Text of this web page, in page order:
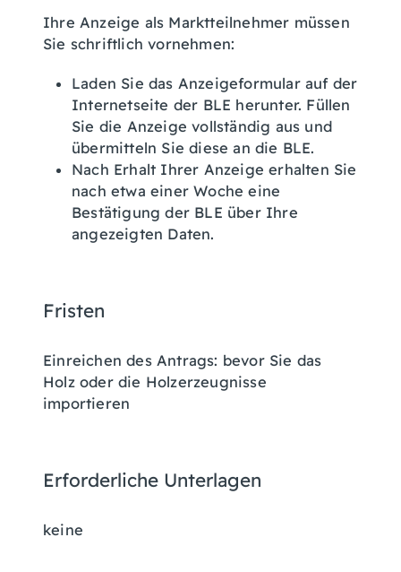
Ihre Anzeige als Marktteilnehmer müssen
Sie schriftlich vornehmen:
Laden Sie das Anzeigeformular auf der
Internetseite der BLE herunter. Füllen
Sie die Anzeige vollständig aus und
übermitteln Sie diese an die BLE.
Nach Erhalt Ihrer Anzeige erhalten Sie
nach etwa einer Woche eine
Bestätigung der BLE über Ihre
angezeigten Daten.
Fristen
Einreichen des Antrags: bevor Sie das
Holz oder die Holzerzeugnisse
importieren
Erforderliche Unterlagen
keine